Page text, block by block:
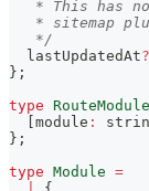
* This has
* sitemap
   */
  lastUpdatedAt
?
} ;
type
module :
} ;
type Module =